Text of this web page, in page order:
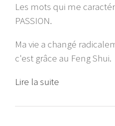
Les mots qui me
PASSION.
Ma vie a changé
c'est grâce au Feng Shui.
Lire la suite